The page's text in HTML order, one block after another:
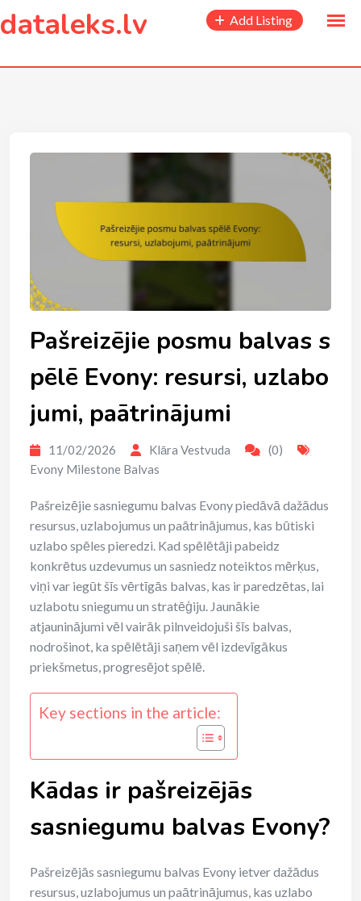
content
dataleks.lv Add Listing
Pašreizējie posmu balvas s
pēlē Evony: resursi, uzlabo
jumi, paātrinājumi
11/02/2026 Klāra Vestvuda
(0)
Evony Milestone Balvas
Pašreizējie sasniegumu balvas Evony piedāvā dažādus
resursus, uzlabojumus un paātrinājumus, kas būtiski
uzlabo spēles pieredzi. Kad spēlētāji pabeidz
konkrētus uzdevumus un sasniedz noteiktos mērķus,
viņi var iegūt šīs vērtīgās balvas, kas ir paredzētas, lai
uzlabotu sniegumu un stratēģiju. Jaunākie
atjauninājumi vēl vairāk pilnveidojuši šīs balvas,
nodrošinot, ka spēlētāji saņem vēl izdevīgākus
priekšmetus, progresējot spēlē.
Key sections in the article:
Kādas ir pašreizējās
sasniegumu balvas Evony?
Pašreizējās sasniegumu balvas Evony ietver dažādus
resursus, uzlabojumus un paātrinājumus, kas uzlabo